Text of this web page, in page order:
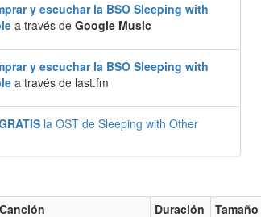
y escuchar la BSO Sleeping with
a través de Google Music
y escuchar la BSO Sleeping with
a través de last.fm
la OST de Sleeping with Other
Duración
Tamaño